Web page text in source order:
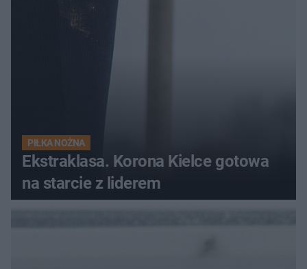
PIŁKA NOŻNA
Ekstraklasa. Korona Kielce gotowa
na starcie z liderem